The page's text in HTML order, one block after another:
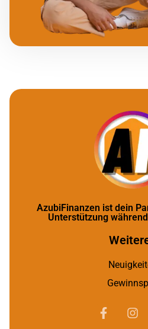
AzubiFinanzen ist dein
Unterstützung